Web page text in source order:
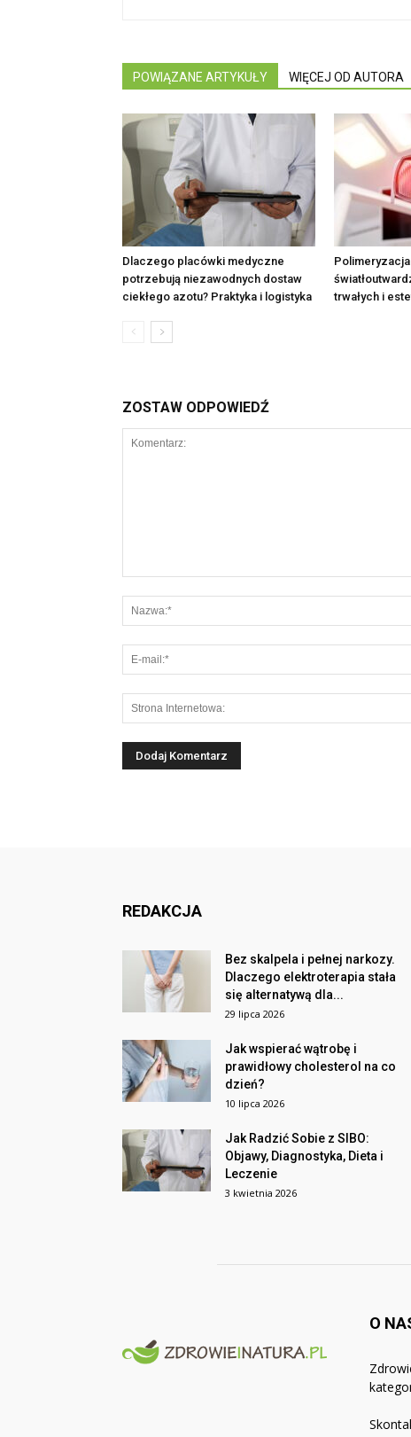
POWIĄZANE ARTYKUŁY WIĘCEJ OD AUTORA
Dlaczego placówki medyczne
potrzebują niezawodnych dostaw
ciekłego azotu? Praktyka i logistyka
trwałych i
ZOSTAW ODPOWIEDŹ
REDAKCJA
Bez skalpela i pełnej narkozy.
Dlaczego elektroterapia stała
się alternatywą dla...
29 lipca 2026
Jak wspierać wątrobę i
prawidłowy cholesterol na co
dzień?
10 lipca 2026
Jak Radzić Sobie z SIBO:
Objawy, Diagnostyka, Dieta i
Leczenie
3 kwietnia 2026
O